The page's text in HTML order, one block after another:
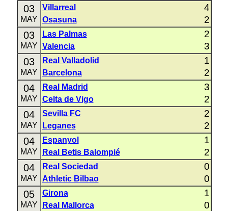
03
MAY
Villarreal 4
Osasuna 2
03
MAY
Las Palmas 2
Valencia 3
03
MAY
Real Valladolid 1
Barcelona 2
04
MAY
Real Madrid 3
Celta de Vigo 2
04
MAY
Sevilla FC 2
Leganes 2
04
MAY
Espanyol 1
Real Betis Balompié 2
04
MAY
Real Sociedad 0
Athletic Bilbao 0
05
MAY
Girona 1
Real Mallorca 0